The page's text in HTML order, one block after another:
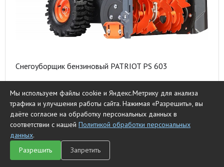
Снегоуборщик бензиновый PATRIOT PS 603
59990 ₽
Нет в наличии
Главная Каталог Чат
Мы используем файлы cookie и Яндекс.Метрику для анализа
трафика и улучшения работы сайта. Нажимая «Разрешить», вы
даёте согласие на обработку персональных данных в
соответствии с нашей Политикой обработки персональных
данных.
Разрешить
Запретить